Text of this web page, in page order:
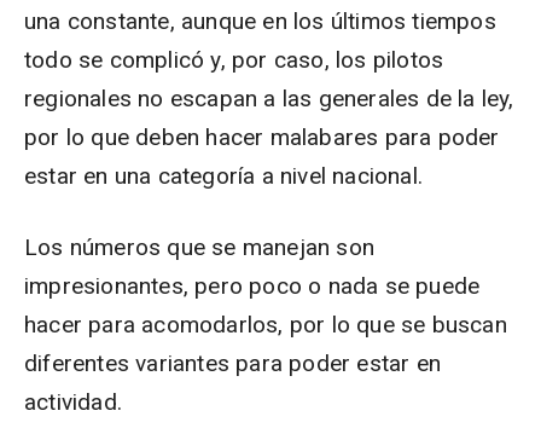
una constante, aunque en los últimos tiempos
todo se complicó y, por caso, los pilotos
regionales no escapan a las generales de la ley,
por lo que deben hacer malabares para poder
estar en una categoría a nivel nacional.
Los números que se manejan son
impresionantes, pero poco o nada se puede
hacer para acomodarlos, por lo que se buscan
diferentes variantes para poder estar en
actividad.